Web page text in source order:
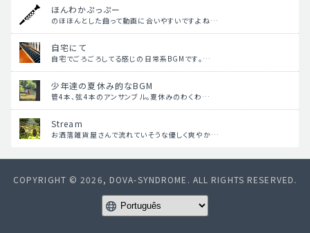
ほんわかぷっぷー
のほほんとした曲って動画に合いやすいですよね…
自宅にて
自宅でごろごろしてる感じの日常系BGMです。…
少年達の夏休み的なBGM
管4本、弦4本のアンサンブル。夏休みのわくわ…
Stream
お洒落雑貨屋さんで流れていそうな優しく爽やか…
COPYRIGHT © 2026, DOVA-SYNDROME. ALL RIGHTS RESERVED.